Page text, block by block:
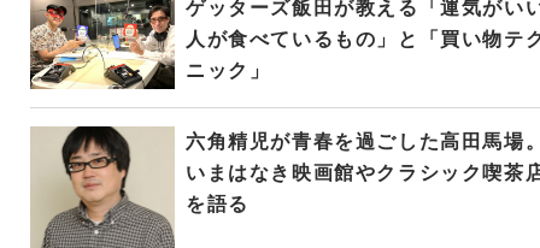
ゲッターズ飯田が教える「運気がい
人が食べているもの」と「買い物テ
ニック」
六角精児が青春を過ごした高田馬場
いまはなき映画館やクラシック喫茶
を語る